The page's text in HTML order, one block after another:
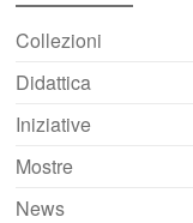
Collezioni
Didattica
Iniziative
Mostre
News